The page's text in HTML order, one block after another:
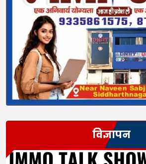
विज्ञापन